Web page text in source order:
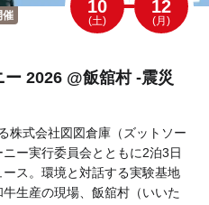
催 10
(土)
12
(月)
2026 @飯舘村 -震災
株式会社図図倉庫（ズットソー
ー実行委員会とともに2泊3日
ス。環境と対話する実験基地
牛生産の現場、飯舘村（いいた